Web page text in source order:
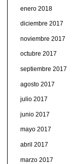
enero 2018
diciembre 2017
noviembre 2017
octubre 2017
septiembre 2017
agosto 2017
julio 2017
junio 2017
mayo 2017
abril 2017
marzo 2017